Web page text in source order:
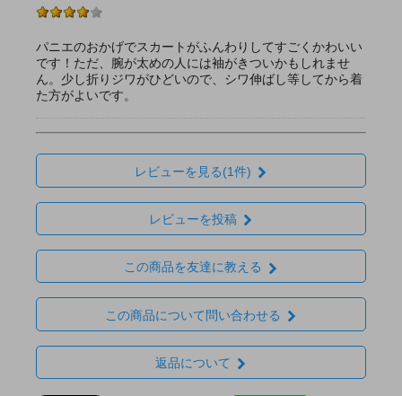
パニエのおかげでスカートがふんわりしてすごくかわいい
です！ただ、腕が太めの人には袖がきついかもしれませ
ん。少し折りジワがひどいので、シワ伸ばし等してから着
た方がよいです。
レビューを見る(1件)
レビューを投稿
この商品を友達に教える
この商品について問い合わせる
返品について